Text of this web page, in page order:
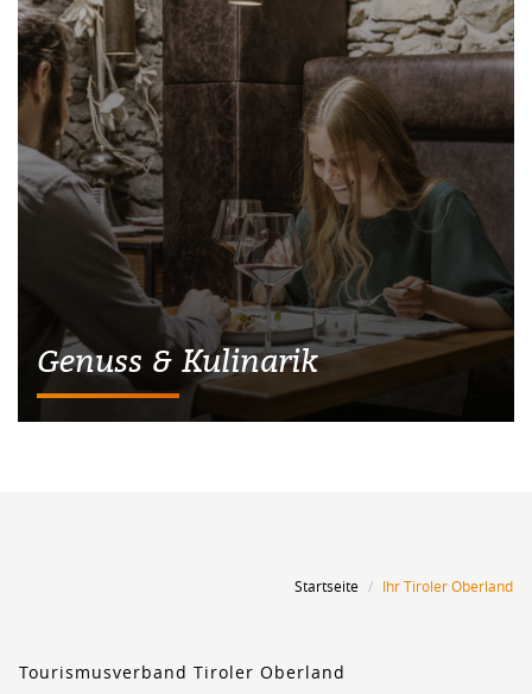
Genuss & Kulinarik
Startseite Ihr Tiroler Oberland
Tourismusverband Tiroler Oberland